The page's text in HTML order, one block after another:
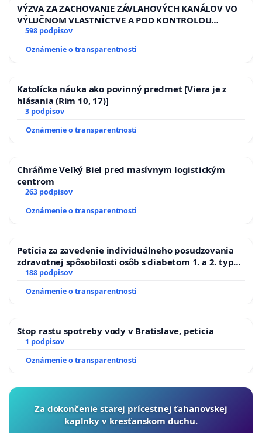
VÝZVA ZA ZACHOVANIE ZÁVLAHOVÝCH KANÁLOV VO
VÝLUČNOM VLASTNÍCTVE A POD KONTROLOU
SLOVENSKEJ REPUBLIKY & žiadosť na riešenie
kanálov na Slovensku
598 podpisov
Oznámenie o transparentnosti
Katolícka náuka ako povinný predmet [Viera je z
hlásania (Rim 10, 17)]
3 podpisov
Oznámenie o transparentnosti
Chráňme Veľký Biel pred masívnym logistickým
centrom
263 podpisov
Oznámenie o transparentnosti
Petícia za zavedenie individuálneho posudzovania
zdravotnej spôsobilosti osôb s diabetom 1. a 2. typu
pri prijímaní do Policajného zboru SR
188 podpisov
Oznámenie o transparentnosti
Stop rastu spotreby vody v Bratislave, peticia
1 podpisov
Oznámenie o transparentnosti
Za dokončenie starej prícestnej ťahanovskej
kaplnky v kresťanskom duchu.